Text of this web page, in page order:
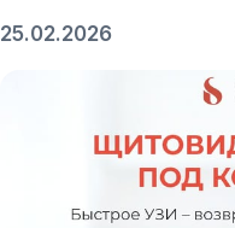
25.02.2026